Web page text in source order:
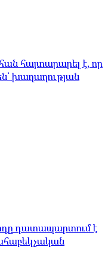
հայտարարել է, որ
խաղաղության
դատապարտում է